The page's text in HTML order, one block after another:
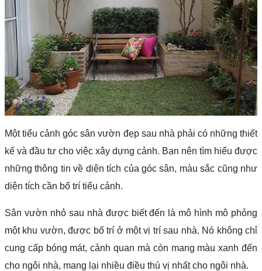
Một tiểu cảnh góc sân vườn đẹp sau nhà phải có những thiết
kế và đầu tư cho việc xây dựng cảnh. Bạn nên tìm hiểu được
những thông tin về diện tích của góc sân, màu sắc cũng như
diện tích cần bố trí tiểu cảnh.
Sân vườn nhỏ sau nhà được biết đến là mô hình mô phỏng
một khu vườn, được bố trí ở một vị trí sau nhà. Nó không chỉ
cung cấp bóng mát, cảnh quan mà còn mang màu xanh đến
cho ngôi nhà, mang lại nhiều điều thú vị nhất cho ngôi nhà.